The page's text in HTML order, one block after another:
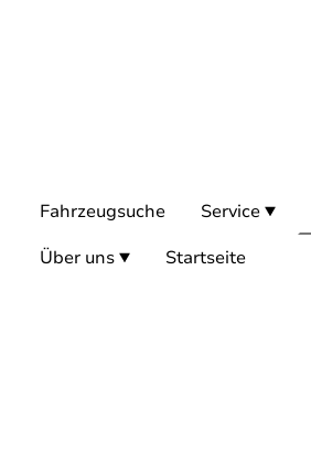
Fahrzeugsuche Service
Über uns
Startseite